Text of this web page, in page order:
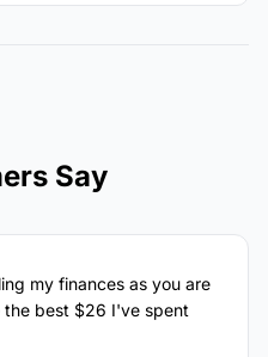
Say
my finances as you are
best $26 I've spent